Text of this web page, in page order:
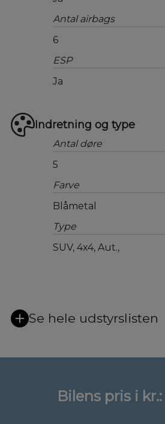
Antal airbags
6
ESP
Ja
Indretning og type
Antal døre
5
Farve
Blåmetal
Type
SUV, 4x4, Aut.,
Se hele udstyrslisten
Bilens pris i kr.: